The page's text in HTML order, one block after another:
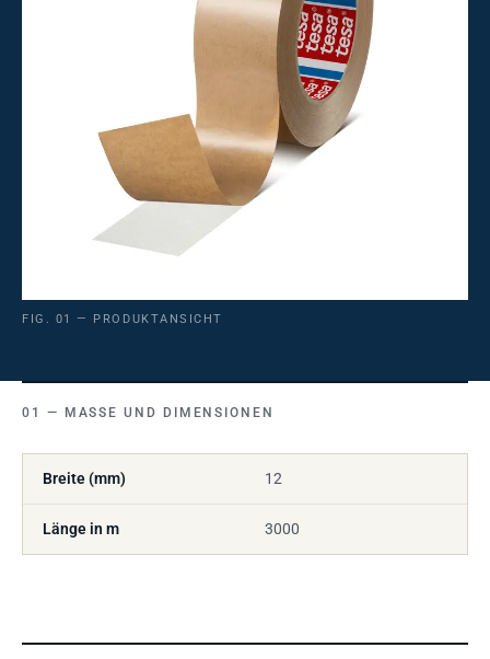
FIG. 01 — PRODUKTANSICHT
MASSE UND DIMENSIONEN
Breite (mm) 12
Länge in m 3000